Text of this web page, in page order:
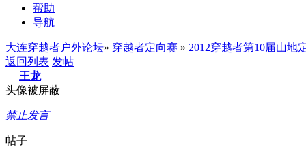
帮助
导航
大连穿越者户外论坛» 穿越者定向赛 » 2012穿越者第10届山地
返回列表 发帖
王龙
头像被屏蔽
禁止发言
帖子